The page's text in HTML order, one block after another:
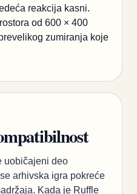
reakcija kasni.
od 600 × 400
zumiranja koje
uobičajeni deo
arhivska igra pokreće
Kada je Ruffle